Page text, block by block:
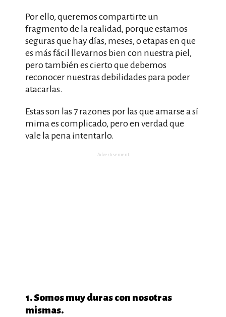
Por ello, queremos compartirte un
fragmento de la realidad, porque estamos
seguras que hay días, meses, o etapas en que
es más fácil llevarnos bien con nuestra piel,
pero también es cierto que debemos
reconocer nuestras debilidades para poder
atacarlas.
Estas son las 7 razones por las que amarse a sí
mima es complicado, pero en verdad que
vale la pena intentarlo.
Advertisement
1. Somos muy duras con nosotras
mismas.